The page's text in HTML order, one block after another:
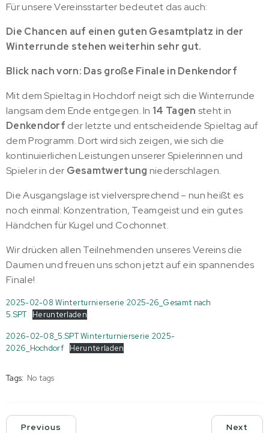
Für unsere Vereinsstarter bedeutet das auch:
Die Chancen auf einen guten Gesamtplatz in der
Winterrunde stehen weiterhin sehr gut.
Blick nach vorn: Das große Finale in Denkendorf
Mit dem Spieltag in Hochdorf neigt sich die Winterrunde
langsam dem Ende entgegen. In 14 Tagen steht in
Denkendorf der letzte und entscheidende Spieltag auf
dem Programm. Dort wird sich zeigen, wie sich die
kontinuierlichen Leistungen unserer Spielerinnen und
Spieler in der Gesamtwertung niederschlagen.
Die Ausgangslage ist vielversprechend – nun heißt es
noch einmal: Konzentration, Teamgeist und ein gutes
Händchen für Kugel und Cochonnet.
Wir drücken allen Teilnehmenden unseres Vereins die
Daumen und freuen uns schon jetzt auf ein spannendes
Finale!
2025-02-08 Winterturnierserie 2025-26_Gesamt nach
5.SPT
Herunterladen
2026-02-08_5.SPT Winterturnierserie 2025-
2026_Hochdorf
Herunterladen
Tags: No tags
Previous Next